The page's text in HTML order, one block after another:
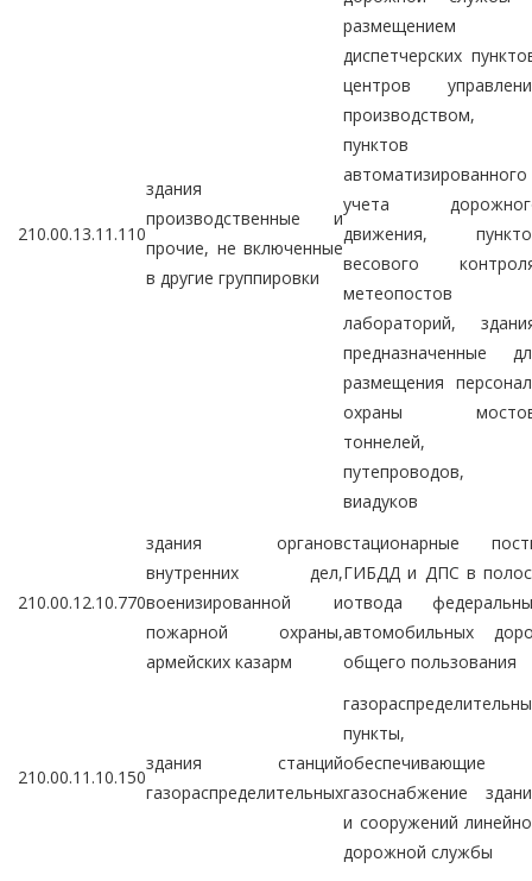
210.00.13.11.110
здания
производственные и
прочие, не включенные
в другие группировки
размещением
диспетчерских
центров
производством,
пунктов
автоматизированного
учета
движения,
весового
метеопостов
лабораторий,
предназначенные
размещения
охраны
тоннелей,
путепроводов,
виадуков
210.00.12.10.770
здания органов
внутренних дел,
военизированной и
пожарной охраны,
армейских казарм
стационарные
ГИБДД и ДПС в
отвода
автомобильных
общего пользования
210.00.11.10.150
здания станций
газораспределительных
пункты,
обеспечивающие
газоснабжение
и сооружений
дорожной службы